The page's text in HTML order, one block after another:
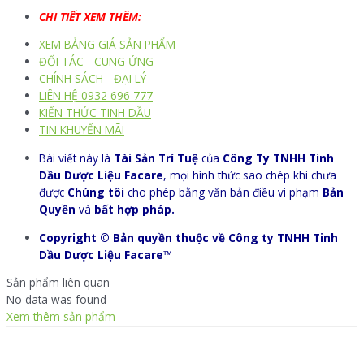
CHI TIẾT XEM THÊM:
XEM BẢNG GIÁ SẢN PHẨM
ĐỐI TÁC - CUNG ỨNG
CHÍNH SÁCH - ĐẠI LÝ
LIÊN HỆ 0932 696 777
KIẾN THỨC TINH DẦU
TIN KHUYẾN MÃI
Bài viết này là Tài Sản Trí Tuệ của Công Ty TNHH Tinh
Dầu Dược Liệu Facare, mọi hình thức sao chép khi chưa
được Chúng tôi cho phép bằng văn bản điều vi phạm Bản
Quyền và bất hợp pháp.
Copyright © Bản quyền thuộc về Công ty TNHH Tinh
Dầu Dược Liệu Facare™
Sản phẩm liên quan
No data was found
Xem thêm sản phẩm